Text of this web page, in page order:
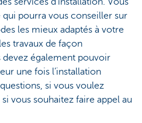
pourra vous conseiller sur
les mieux adaptés à votre
travaux de façon
devez également pouvoir
une fois l’installation
si vous voulez
vous souhaitez faire appel au